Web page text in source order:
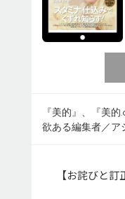
『美的』、『美
欲ある編集者／ア
【お詫びと訂